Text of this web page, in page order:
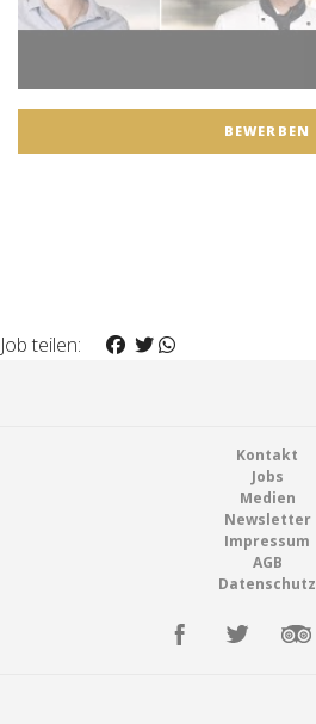
BEWERBEN
Job teilen:
Kontakt
Jobs
Medien
Newsletter
Impressum
AGB
Datenschutz